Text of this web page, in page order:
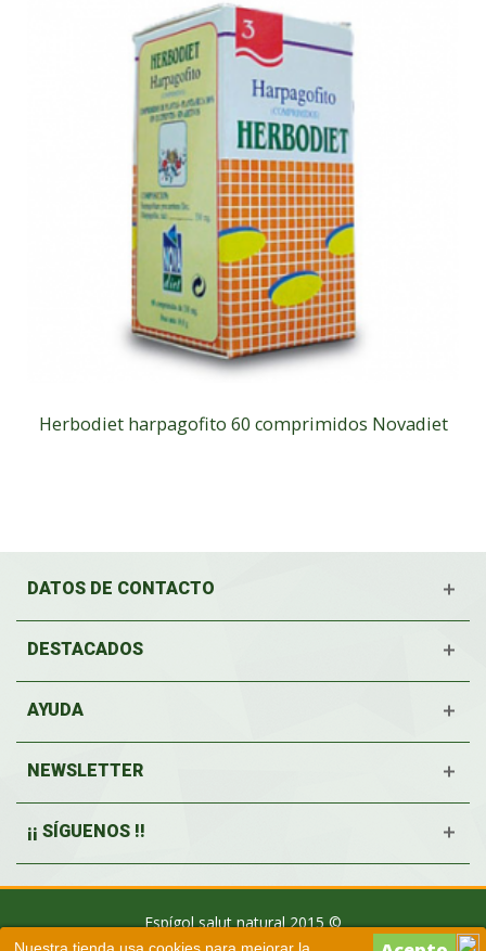
Herbodiet harpagofito 60 comprimidos Novadiet
DATOS DE CONTACTO
DESTACADOS
AYUDA
NEWSLETTER
¡¡ SÍGUENOS !!
Espígol salut natural 2015 ©